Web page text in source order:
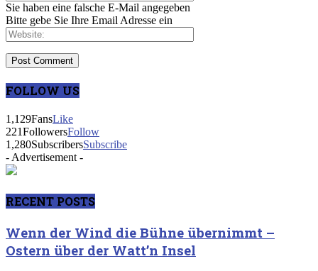
Sie haben eine falsche E-Mail angegeben
Bitte gebe Sie Ihre Email Adresse ein
FOLLOW US
1,129FansLike
221FollowersFollow
1,280SubscribersSubscribe
- Advertisement -
RECENT POSTS
Wenn der Wind die Bühne übernimmt –
Ostern über der Watt’n Insel